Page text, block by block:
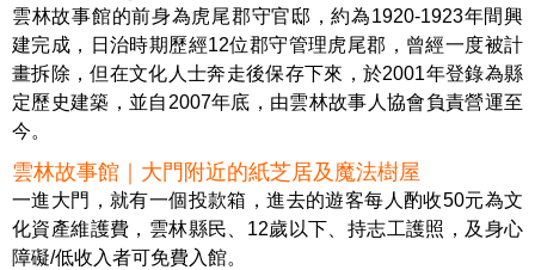
雲林故事館的前身為虎尾郡守官邸，約為1920-1923年間興
建完成，日治時期歷經12位郡守管理虎尾郡，曾經一度被計
畫拆除，但在文化人士奔走後保存下來，於2001年登錄為縣
定歷史建築，並自2007年底，由雲林故事人協會負責營運至
今。
雲林故事館｜大門附近的紙芝居及魔法樹屋
一進大門，就有一個投款箱，進去的遊客每人酌收50元為文
化資產維護費，雲林縣民、12歲以下、持志工護照，及身心
障礙/低收入者可免費入館。